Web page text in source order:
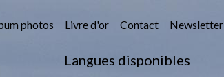
photos Livre d'or Contact Newsletter
Langues disponibles